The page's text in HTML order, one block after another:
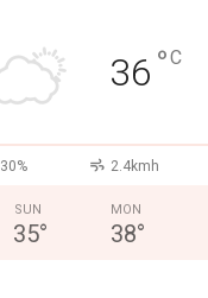
36 °C
30% 2.4kmh
SUN
35°
MON
38°